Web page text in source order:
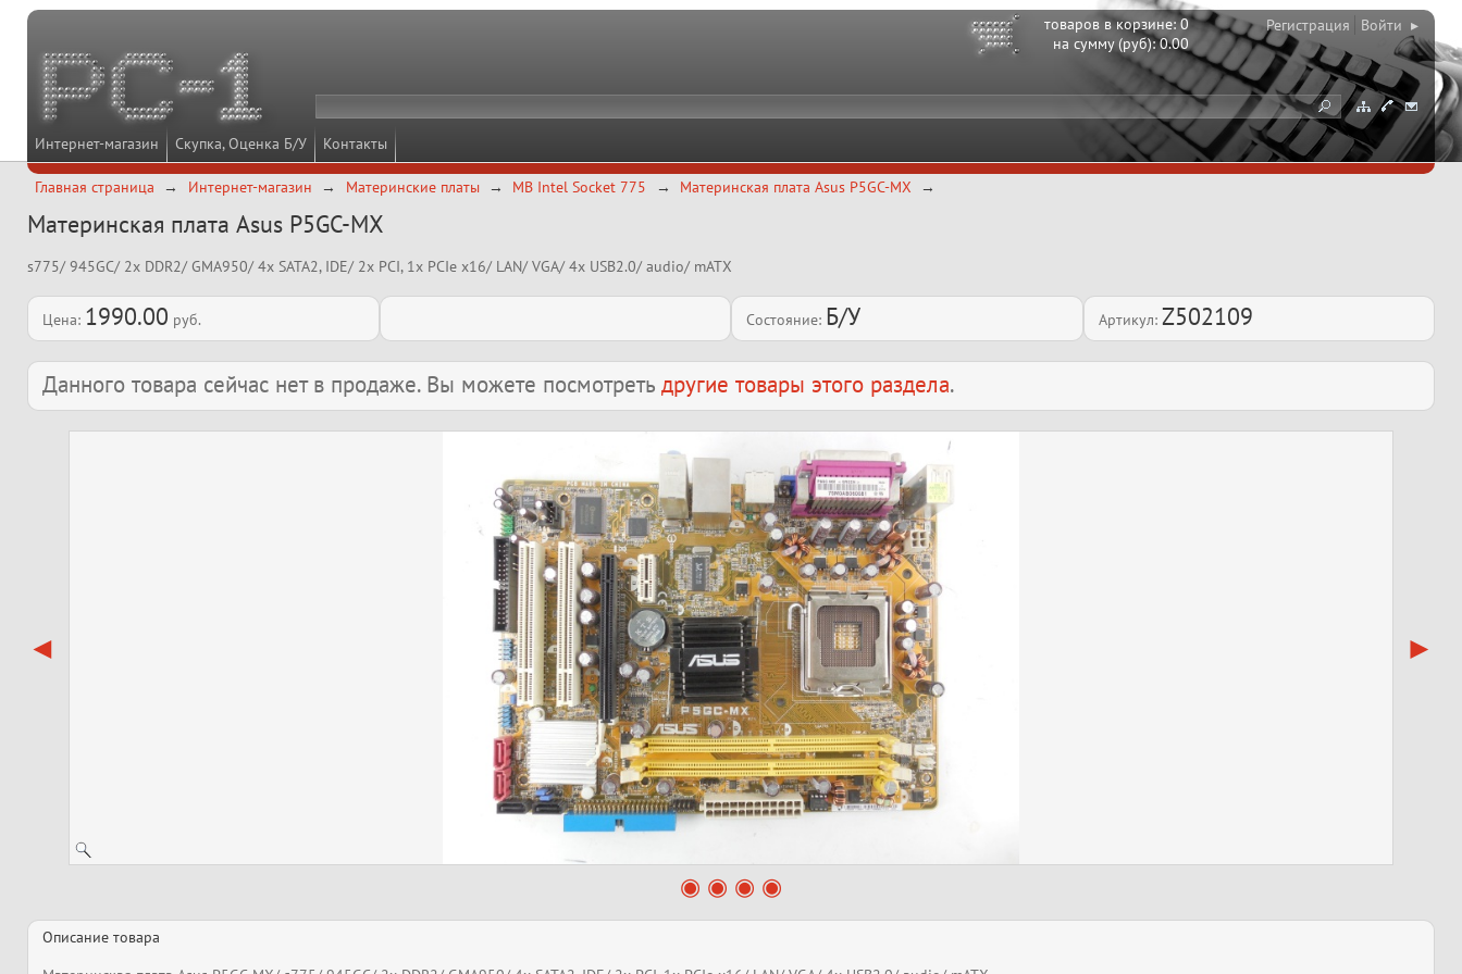
Интернет-магазин Скупка, Оценка Б/У Контакты
товаров в корзине:0
на сумму (руб):0.00
Регистрация Войти ▸
Главная страница Интернет-магазин Материнские платы MB Intel Socket 775 Материнская плата Asus P5GC-MX
Материнская плата Asus P5GC-MX
s775/ 945GC/ 2x DDR2/ GMA950/ 4x SATA2, IDE/ 2x PCI, 1x PCIe x16/ LAN/ VGA/ 4x USB2.0/ audio/ mATX
Цена: 1990.00 руб. Состояние: Б/У Артикул: Z502109
Данного товара сейчас нет в продаже. Вы можете посмотреть другие товары этого раздела.
Описание товара